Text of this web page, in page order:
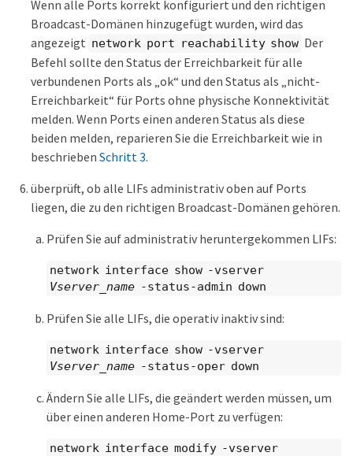
Wenn alle Ports korrekt konfiguriert und den richtigen
Broadcast-Domänen hinzugefügt wurden, wird das
angezeigt network port reachability show Der
Befehl sollte den Status der Erreichbarkeit für alle
verbundenen Ports als „ok“ und den Status als „nicht-
Erreichbarkeit“ für Ports ohne physische Konnektivität
melden. Wenn Ports einen anderen Status als diese
beiden melden, reparieren Sie die Erreichbarkeit wie in
beschrieben Schritt 3.
überprüft, ob alle LIFs administrativ oben auf Ports
liegen, die zu den richtigen Broadcast-Domänen gehören.
Prüfen Sie auf administrativ heruntergekommen LIFs:
network interface show -vserver
Vserver_name -status-admin down
Prüfen Sie alle LIFs, die operativ inaktiv sind:
network interface show -vserver
Vserver_name -status-oper down
Ändern Sie alle LIFs, die geändert werden müssen, um
über einen anderen Home-Port zu verfügen:
network interface modify -vserver